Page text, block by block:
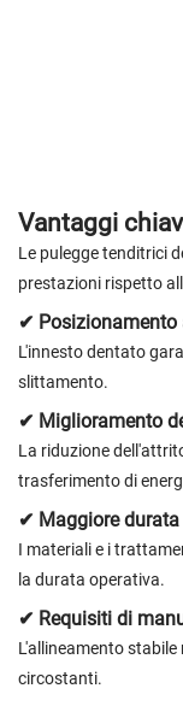
Vantaggi
Le pulegge tenditrici
prestazioni rispetto
✔ Posizionamento
L'innesto dentato
slittamento.
✔ Miglioramento
La riduzione
trasferimento di
✔ Maggiore durata
I materiali e i
la durata operativa.
✔ Requisiti di
L'allineamento
circostanti.